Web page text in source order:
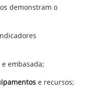
demonstram o
e embasada;
e recursos;